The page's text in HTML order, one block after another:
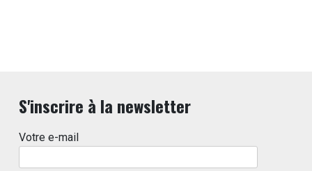
S'inscrire à la newsletter
Votre e-mail